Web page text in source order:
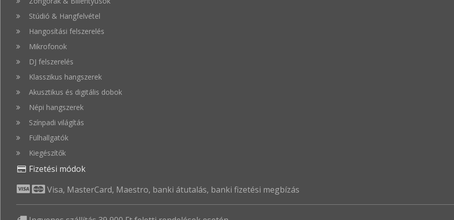
Stúdió & Hangfelvétel
Hangosítási felszerelés
Mikrofonok
DJ felszerelés
Klasszikus hangszerek
Akusztikus és digitális dobok
Népi hangszerek
Színpadi világítás
Fülhallgatók
Kiegészítők
Fizetési módok
Visa, MasterCard, Maestro, banki átutalás, banki fizetési megbízás